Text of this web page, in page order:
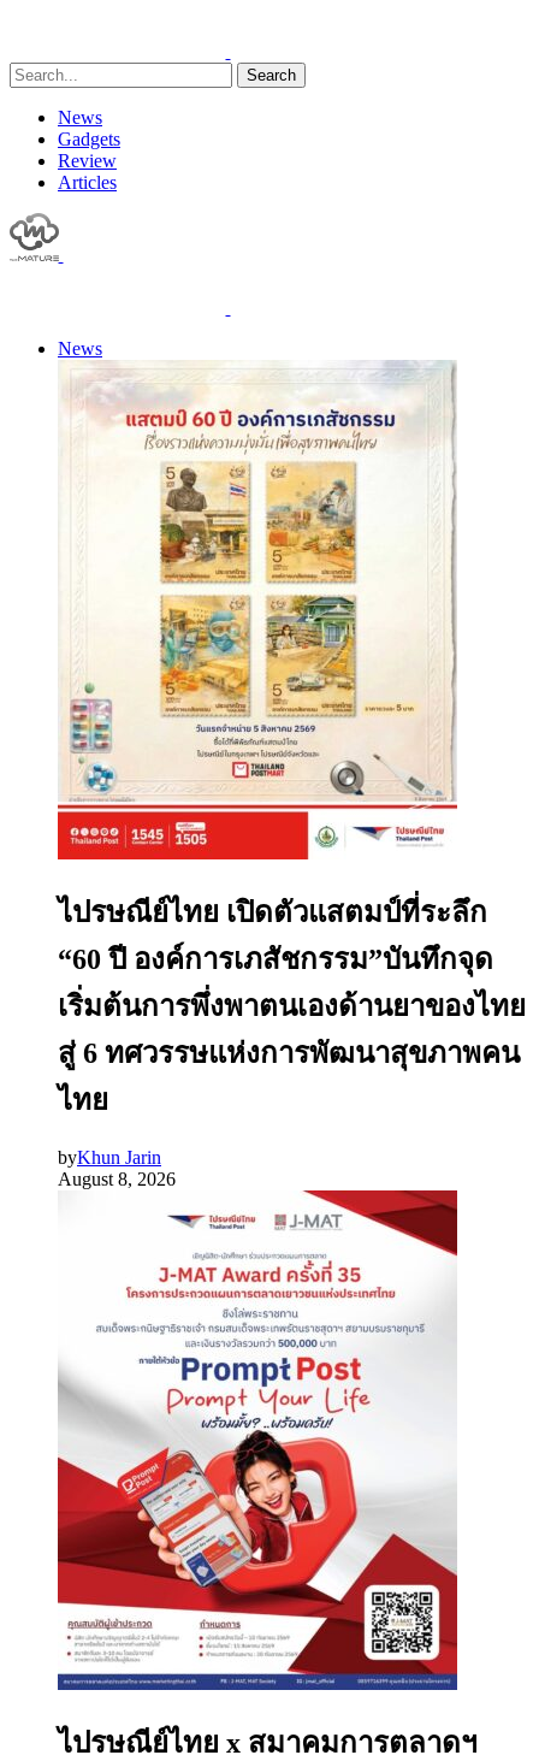
Search
News
Gadgets
Review
Articles
News
ไปรษณีย์ไทย เปิดตัวแสตมป์ที่ระลึก
“60 ปี องค์การเภสัชกรรม”บันทึกจุด
เริ่มต้นการพึ่งพาตนเองด้านยาของไทย
สู่ 6 ทศวรรษแห่งการพัฒนาสุขภาพคน
ไทย
byKhun Jarin
August 8, 2026
ไปรษณีย์ไทย x สมาคมการตลาดฯ